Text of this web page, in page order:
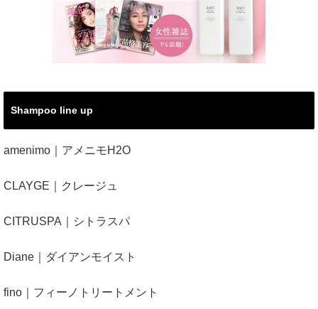
Shampoo line up
amenimo｜アメニモH2O
CLAYGE｜クレージュ
CITRUSPA｜シトラスパ
Diane｜ダイアンモイスト
fino｜フィーノトリートメント